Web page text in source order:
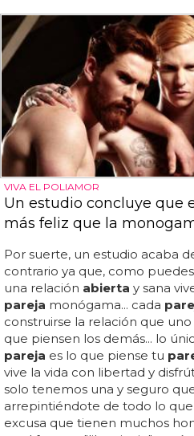
VIVA EL POLIAMOR
Un estudio concluye que
más feliz que la
Por suerte, un estudio acaba
contrario ya que, como
una relación abierta y sana
pareja monógama... cada
construirse la relación que
que piensen los demás... lo
pareja es lo que piense tu
vive la vida con libertad y
solo tenemos una y seguro
arrepintiéndote de todo lo que
excusa que tienen muchos